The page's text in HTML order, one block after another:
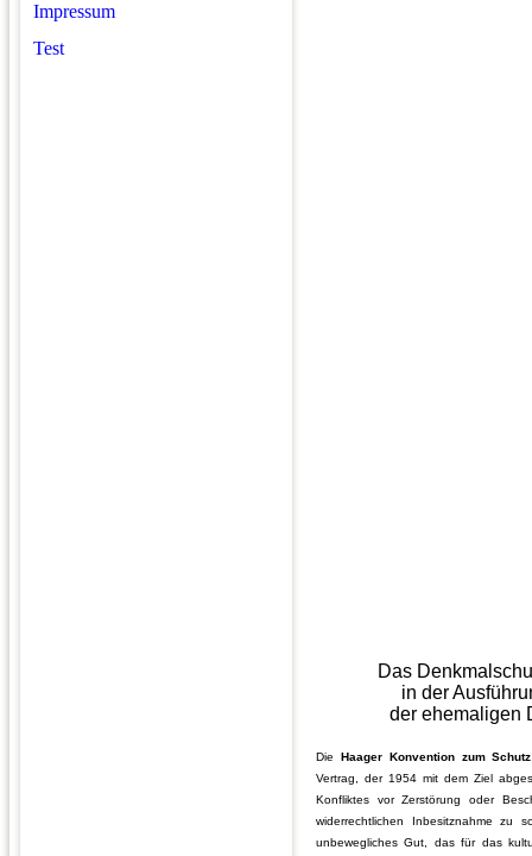
Impressum
Test
Das
in der
der ehemaligen
Die
Haager Konvention zum
Vertrag, der 1954 mit dem Ziel
Konfliktes vor Zerstörung oder
widerrechtlichen Inbesitznahme zu
unbewegliches Gut, das für das